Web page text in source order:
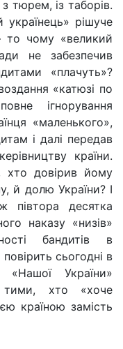
тюрем, із таборів.
рішуче
то чому «великий
не забезпечив
«плачуть»?
«катюзі по
ігнорування
«маленького»,
і далі передав
країни.
довірив йому
й долю України? І
півтора десятка
наказу «низів»
бандитів в
сьогодні в
України»
тими, хто «хоче
країною замість